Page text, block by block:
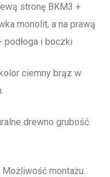
stronę BKM3 +
monolit, a na prawą
podłoga i boczki
ciemny brąz w
drewno grubość
montażu.